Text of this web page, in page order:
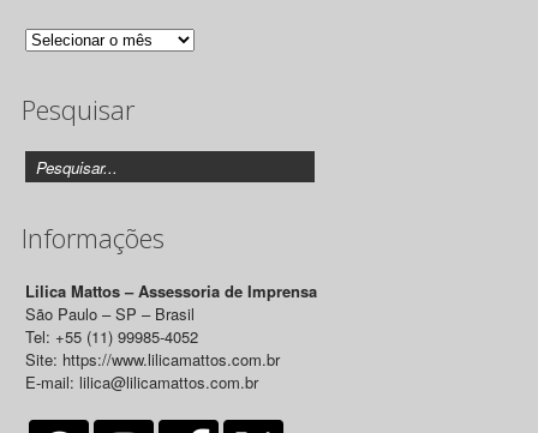
Arquivo
Releases
Pesquisar
Informações
Lilica Mattos – Assessoria de Imprensa
São Paulo – SP – Brasil
Tel: +55 (11) 99985-4052
Site: https://www.lilicamattos.com.br
E-mail: lilica@lilicamattos.com.br